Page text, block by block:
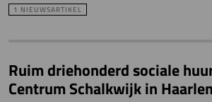
1 NIEUWSARTIKEL
Ruim driehonderd sociale
Centrum Schalkwijk in